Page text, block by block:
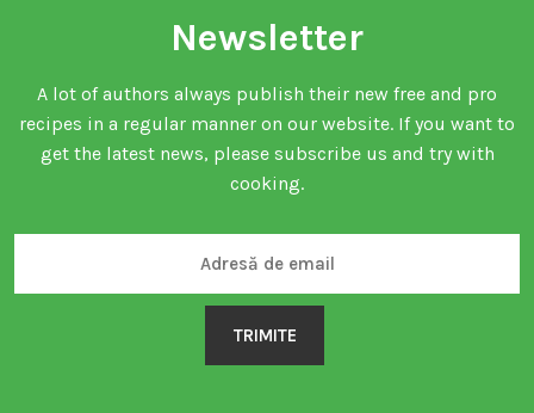
Newsletter
A lot of authors always publish their new free and pro
recipes in a regular manner on our website. If you want to
get the latest news, please subscribe us and try with
cooking.
TRIMITE